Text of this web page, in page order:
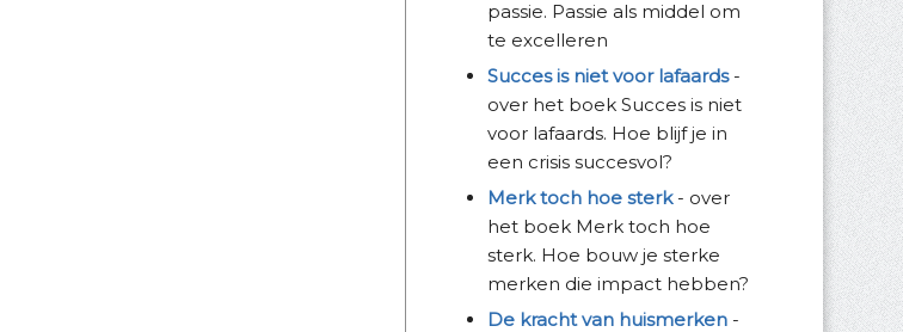
passie. Passie als middel om
te excelleren
Succes is niet voor lafaards-
over het boek Succes is niet
voor lafaards. Hoe blijf je in
een crisis succesvol?
Merk toch hoe sterk- over
het boek Merk toch hoe
sterk. Hoe bouw je sterke
merken die impact hebben?
De kracht van huismerken -